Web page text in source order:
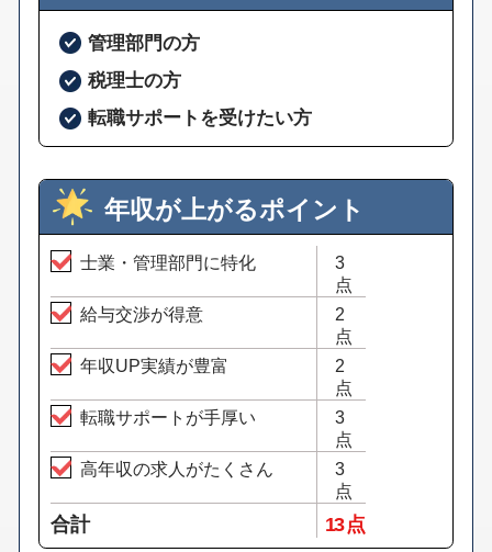
管理部門の方
税理士の方
転職サポートを受けたい方
年収が上がるポイント
士業・管理部門に特化
3
点
給与交渉が得意
2
点
年収UP実績が豊富
2
点
転職サポートが手厚い
3
点
高年収の求人がたくさん
3
点
合計 13 点